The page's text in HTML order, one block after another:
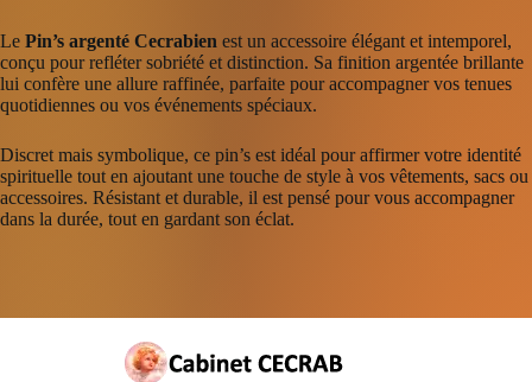
Le Pin’s argenté Cecrabien est un accessoire élégant et intemporel,
conçu pour refléter sobriété et distinction. Sa finition argentée brillante
lui confère une allure raffinée, parfaite pour accompagner vos tenues
quotidiennes ou vos événements spéciaux.
Discret mais symbolique, ce pin’s est idéal pour affirmer votre identité
spirituelle tout en ajoutant une touche de style à vos vêtements, sacs ou
accessoires. Résistant et durable, il est pensé pour vous accompagner
dans la durée, tout en gardant son éclat.